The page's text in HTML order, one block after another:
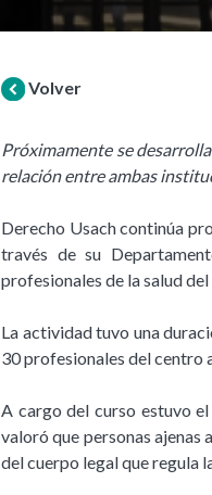
Volver
Próximamente se
relación entre ambas
Derecho Usach continúa
través de su
profesionales de la salud
La actividad tuvo una
30 profesionales del centro
A cargo del curso estuvo
valoró que personas
del cuerpo legal que regula